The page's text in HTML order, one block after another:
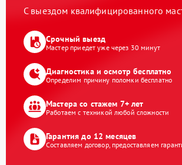
С выездом квалифицированного
Срочный выезд
Мастер приедет уже через 30 минут
Диагностика и осмотр бесплатно
Определим причину поломки бесплатно
Мастера со стажем 7+ лет
Работаем с техникой любой сложности
Гарантия до 12 месяцев
Составляем договор, предоставляем